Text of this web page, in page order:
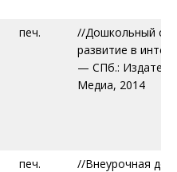
печ.
//Дошкольный
развитие в
— СПб.:
Медиа, 2014
печ.
//Внеурочная